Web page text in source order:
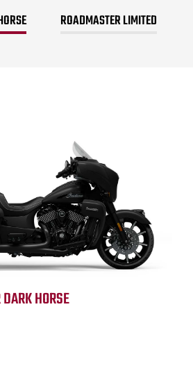
ROADMASTER LIMITED
HORSE